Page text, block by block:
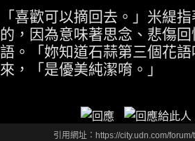
「喜歡可以摘回去。」米緹
的，因為意味著思念、悲傷
語。「妳知道石蒜第三個花
來，「是優美純潔唷。」
引用網址：https://city.udn.com/